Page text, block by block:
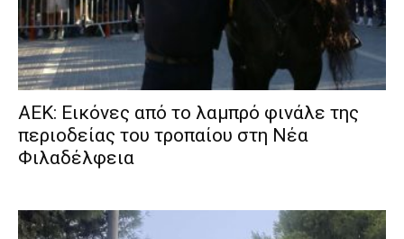
ΑΕΚ: Εικόνες από το λαμπρό φινάλε της
περιοδείας του τροπαίου στη Νέα
Φιλαδέλφεια